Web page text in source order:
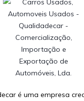
é uma empresa